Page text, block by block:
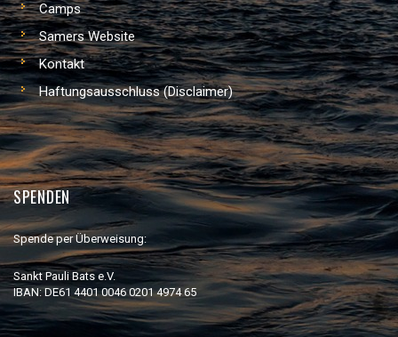
Camps
Samers Website
Kontakt
Haftungsausschluss (Disclaimer)
SPENDEN
Spende per Überweisung:
Sankt Pauli Bats e.V.
IBAN: DE61 4401 0046 0201 4974 65